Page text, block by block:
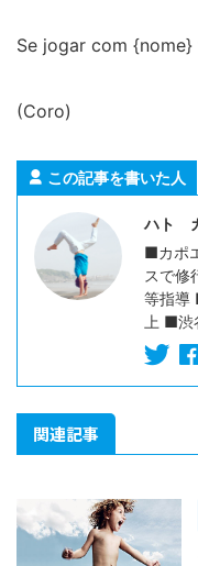
Se jogar com
(Coro)
この記事を書いた人
ハト
■カポ
スで修
等指導
上 ■渋
関連記事